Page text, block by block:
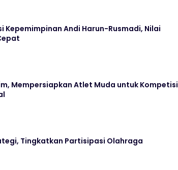
Kepemimpinan Andi Harun-Rusmadi, Nilai
Mempersiapkan Atlet Muda untuk Kompetisi
Tingkatkan Partisipasi Olahraga